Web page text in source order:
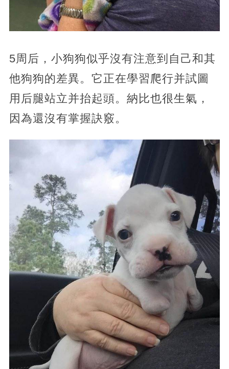
5周后，小狗狗似乎沒有注意到自己和其
他狗狗的差異。它正在學習爬行并試圖
用后腿站立并抬起頭。納比也很生氣，
因為還沒有掌握訣竅。